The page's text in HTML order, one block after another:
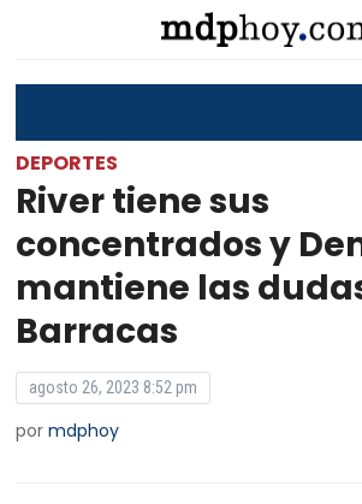
DEPORTES
River tiene sus
concentrados y
mantiene las
Barracas
agosto 26, 2023 8:52 pm
pormdphoy